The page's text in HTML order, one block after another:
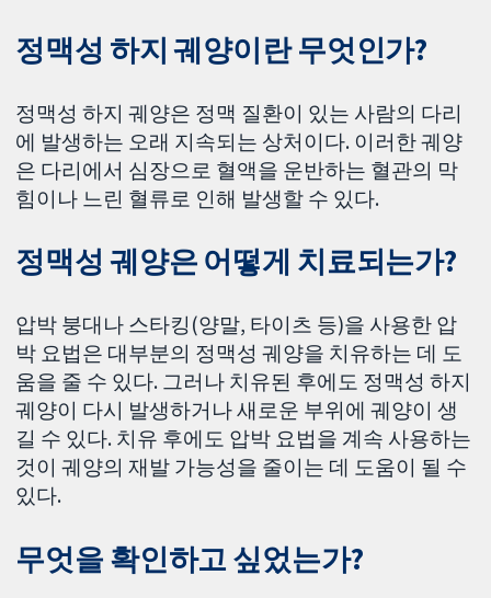
정맥성 하지 궤양이란 무엇인가?
정맥성 하지 궤양은 정맥 질환이 있는 사람의 다리
에 발생하는 오래 지속되는 상처이다. 이러한 궤양
은 다리에서 심장으로 혈액을 운반하는 혈관의 막
힘이나 느린 혈류로 인해 발생할 수 있다.
정맥성 궤양은 어떻게 치료되는가?
압박 붕대나 스타킹(양말, 타이츠 등)을 사용한 압
박 요법은 대부분의 정맥성 궤양을 치유하는 데 도
움을 줄 수 있다. 그러나 치유된 후에도 정맥성 하지
궤양이 다시 발생하거나 새로운 부위에 궤양이 생
길 수 있다. 치유 후에도 압박 요법을 계속 사용하는
것이 궤양의 재발 가능성을 줄이는 데 도움이 될 수
있다.
무엇을 확인하고 싶었는가?